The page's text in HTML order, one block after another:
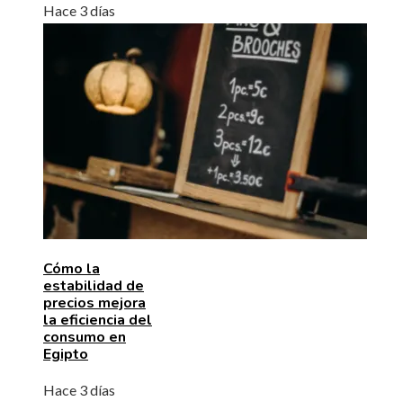
Hace 3 días
Cómo la
estabilidad de
precios mejora
la eficiencia del
consumo en
Egipto
Hace 3 días